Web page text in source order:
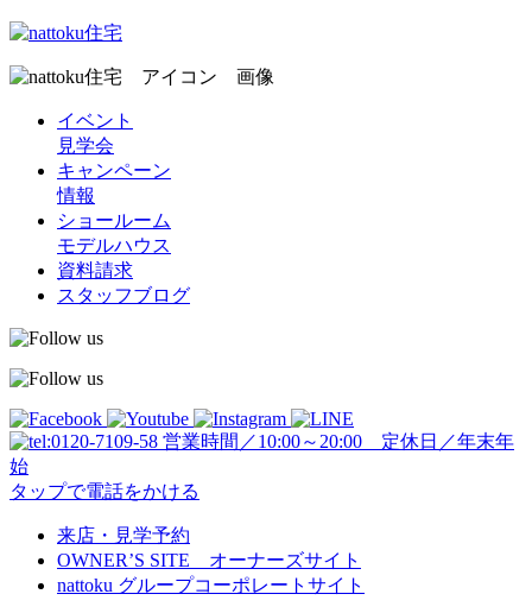
イベント
見学会
キャンペーン
情報
ショールーム
モデルハウス
資料請求
スタッフブログ
営業時間／10:00～20:00 定休日／年末年
始
タップで電話をかける
来店・見学予約
OWNER’S SITE オーナーズサイト
nattoku グループコーポレートサイト